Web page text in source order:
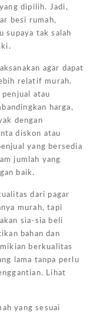
dipilih. Jadi,
besi rumah,
supaya tak salah
agar dapat
relatif murah.
penjual atau
harga,
dengan
diskon atau
yang bersedia
jumlah yang
baik.
dari pagar
murah, tapi
sia-sia beli
bahan dan
berkualitas
lama tanpa perlu
Lihat
yang sesuai